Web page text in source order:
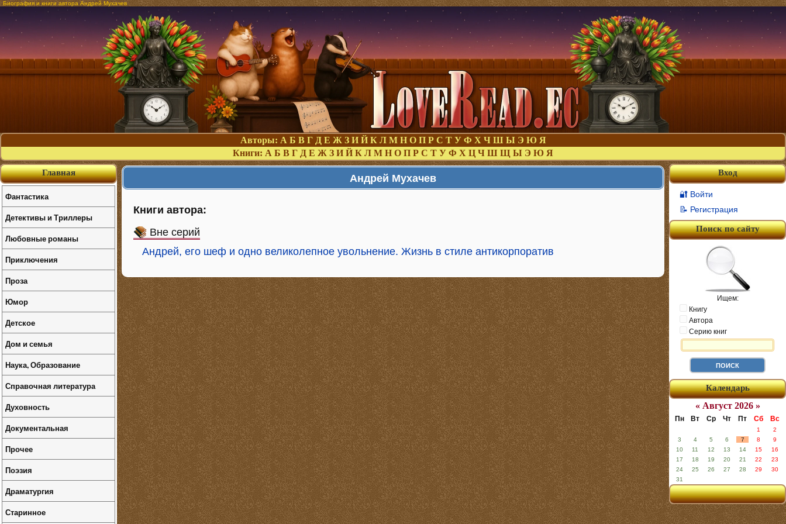
Биография и книги автора Андрей Мухачев
Авторы: А Б В Г Д Е Ж З И Й К Л М Н О П Р С Т У Ф Х Ч Ш Ы Э Ю Я
Книги: А Б В Г Д Е Ж З И Й К Л М Н О П Р С Т У Ф Х Ц Ч Ш Щ Ы Э Ю Я
Андрей Мухачев
Книги автора:
Вне серий
Андрей, его шеф и одно великолепное увольнение. Жизнь в стиле антикорпоратив
Вход
🔐 Войти
📝 Регистрация
Поиск по сайту
Ищем:
Книгу
Автора
Серию книг
Календарь
« Август 2026 »
Пн Вт Ср Чт Пт Сб Вс
1
2
3
4 5 6 7 8
9
10
11 12 13 14 15
16
17
18 19 20 21 22
23
24
25 26 27 28 29
30
31
Главная
Фантастика
Детективы и Триллеры
Любовные романы
Приключения
Проза
Юмор
Детское
Дом и семья
Наука, Образование
Справочная литература
Духовность
Документальная
Прочее
Поэзия
Драматургия
Старинное